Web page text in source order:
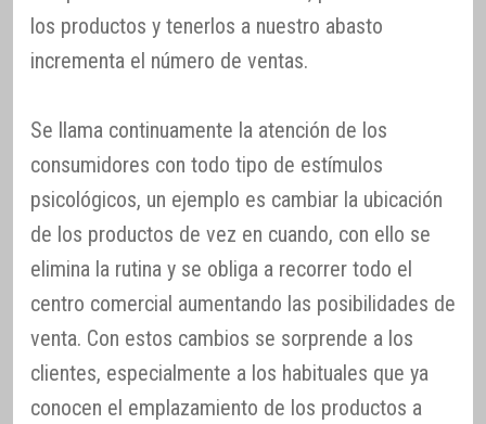
los productos y tenerlos a nuestro abasto
incrementa el número de ventas.
Se llama continuamente la atención de los
consumidores con todo tipo de estímulos
psicológicos, un ejemplo es cambiar la ubicación
de los productos de vez en cuando, con ello se
elimina la rutina y se obliga a recorrer todo el
centro comercial aumentando las posibilidades de
venta. Con estos cambios se sorprende a los
clientes, especialmente a los habituales que ya
conocen el emplazamiento de los productos a